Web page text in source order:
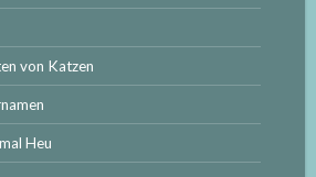
von Katzen
Heu